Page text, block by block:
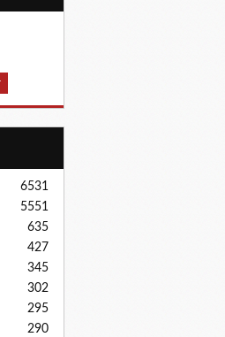
6531
5551
635
427
345
302
295
290